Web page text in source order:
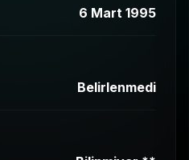
6 Mart 1995
Belirlenmedi